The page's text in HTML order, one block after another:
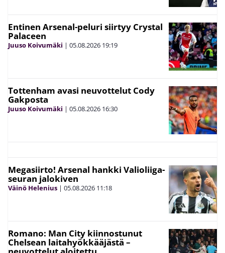
Entinen Arsenal-peluri siirtyy Crystal
Palaceen
Juuso Koivumäki | 05.08.2026 19:19
Tottenham avasi neuvottelut Cody
Gakposta
Juuso Koivumäki | 05.08.2026 16:30
Megasiirto! Arsenal hankki Valioliiga-
seuran jalokiven
Väinö Helenius | 05.08.2026 11:18
Romano: Man City kiinnostunut
Chelsean laitahyökkääjästä –